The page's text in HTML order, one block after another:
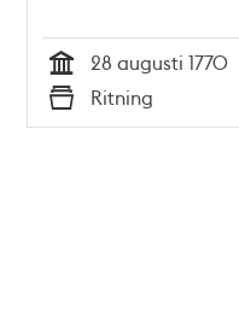
Tid
28 augusti 1770
Typ
Ritning